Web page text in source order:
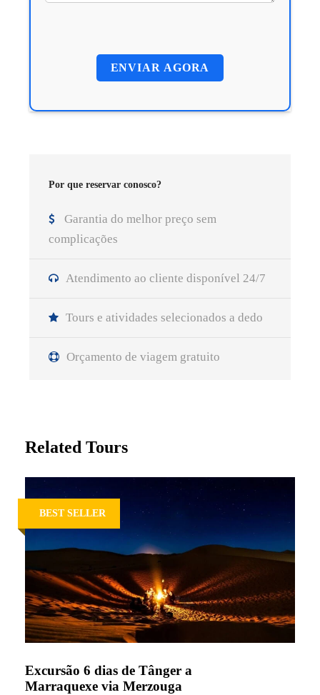
Por que reservar conosco?
Garantia do melhor preço sem
complicações
Atendimento ao cliente disponível 24/7
Tours e atividades selecionados a dedo
Orçamento de viagem gratuito
Related Tours
BEST SELLER
Excursão 6 dias de Tânger a
Marraquexe via Merzouga